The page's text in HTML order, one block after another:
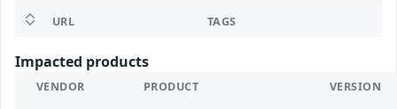
URL TAGS
Impacted products
VENDOR PRODUCT VERSION